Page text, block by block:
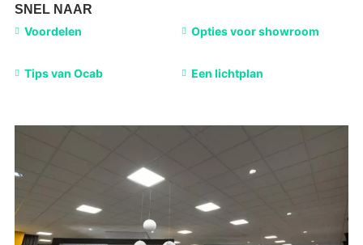
SNEL NAAR
Voordelen Opties voor showroom
Tips van Ocab Een lichtplan